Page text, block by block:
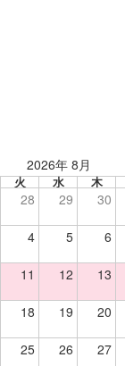
2026年 8月
火 水 木
28 29 30
4 5 6
11 12 13
18 19 20
25 26 27